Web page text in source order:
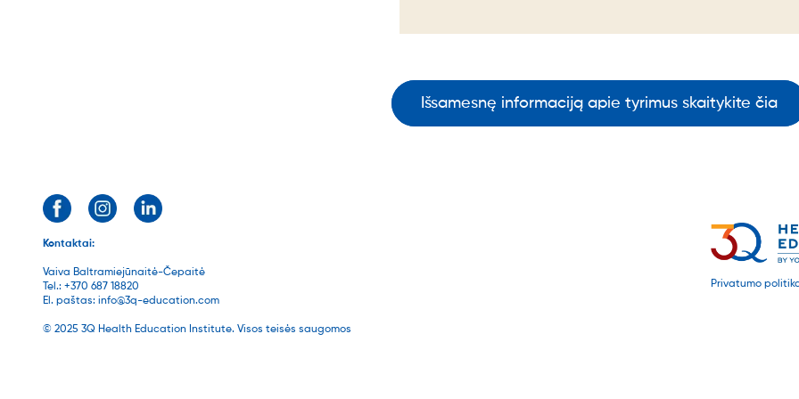
Išsamesnę informaciją apie tyrimus skaitykite čia
Kontaktai:
Vaiva Baltramiejūnaitė-Čepaitė
Tel.: +370 687 18820
El. paštas: info@3q-education.com
© 2025 3Q Health Education Institute. Visos teisės saugomos
Privatumo